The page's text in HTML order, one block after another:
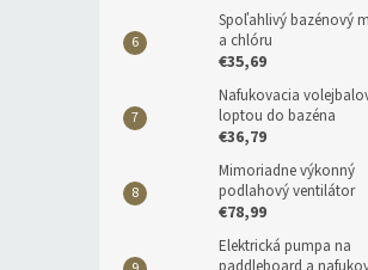
Spoľahlivý bazénový
a chlóru
€35,69
Nafukovacia
loptou do bazéna
€36,79
Mimoriadne výkonný
podlahový ventilátor
€78,99
Elektrická pumpa na